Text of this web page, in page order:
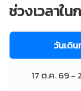
ช่วงเวลาใน
วันเดิน
17 ต.ค. 69 -